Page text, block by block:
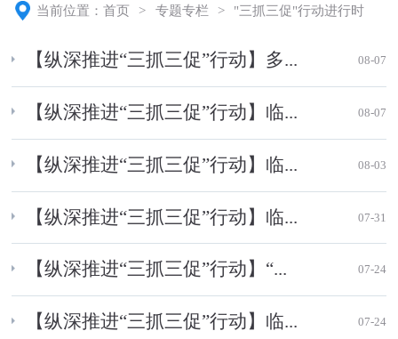
当前位置：首页 > 专题专栏 > "三抓三促"行动进行时
【纵深推进“三抓三促”行动】多... 08-07
【纵深推进“三抓三促”行动】临... 08-07
【纵深推进“三抓三促”行动】临... 08-03
【纵深推进“三抓三促”行动】临... 07-31
【纵深推进“三抓三促”行动】“... 07-24
【纵深推进“三抓三促”行动】临... 07-24